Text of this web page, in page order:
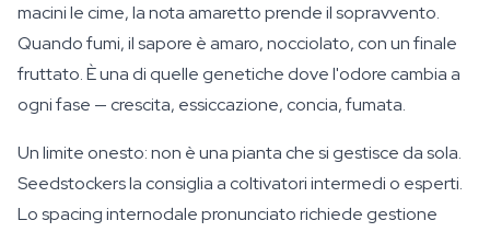
macini le cime, la nota amaretto prende il sopravvento.
Quando fumi, il sapore è amaro, nocciolato, con un finale
fruttato. È una di quelle genetiche dove l'odore cambia a
ogni fase — crescita, essiccazione, concia, fumata.
Un limite onesto: non è una pianta che si gestisce da sola.
Seedstockers la consiglia a coltivatori intermedi o esperti.
Lo spacing internodale pronunciato richiede gestione